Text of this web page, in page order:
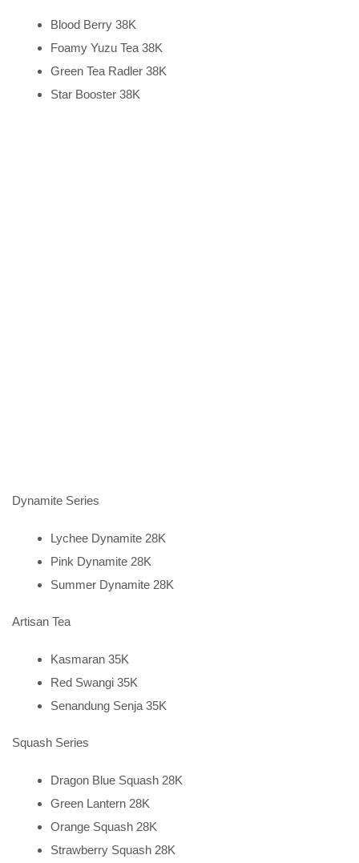
Blood Berry 38K
Foamy Yuzu Tea 38K
Green Tea Radler 38K
Star Booster 38K
Dynamite Series
Lychee Dynamite 28K
Pink Dynamite 28K
Summer Dynamite 28K
Artisan Tea
Kasmaran 35K
Red Swangi 35K
Senandung Senja 35K
Squash Series
Dragon Blue Squash 28K
Green Lantern 28K
Orange Squash 28K
Strawberry Squash 28K